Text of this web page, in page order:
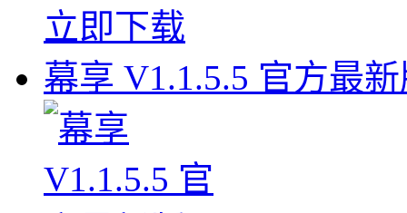
立即下载
幕享 V1.1.5.5 官方最